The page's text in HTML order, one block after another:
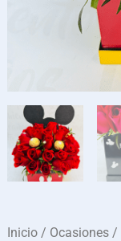
Inicio / Ocasiones /